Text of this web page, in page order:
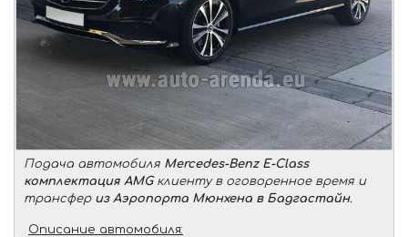
Подача автомобиля Mercedes-Benz E-Class
комплектация AMGклиенту в оговоренное время и
трансфер из Аэропорта Мюнхена в Бадгастайн.
Описание автомобиля: